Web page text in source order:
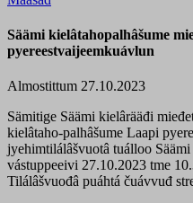
Säämi kielâtahopalhâšume
pyereestvaijeemkuávlun
Almostittum 27.10.2023
Sämitige Säämi kielârääđi
kielâtaho-palhâšume Laapi
jyehimtilálâšvuotâ tuálloo
vástuppeeivi 27.10.2023 tme
Tilálâšvuođâ puáhtá čuávvuđ